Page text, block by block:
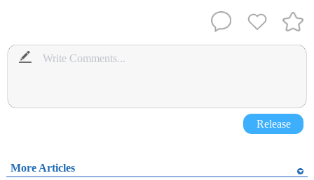
Release
More Articles